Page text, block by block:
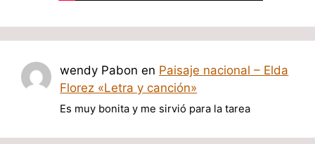
wendy Pabon en Paisaje nacional – Elda
Florez «Letra y canción»
Es muy bonita y me sirvió para la tarea